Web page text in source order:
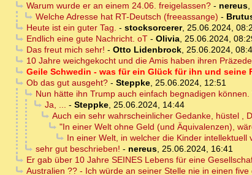
Warum wurde er an einem 24.06. freigelassen?- nereus,
Welche Adresse hat RT-Deutsch (freeassange) -
Heute ist ein guter Tag. - stocksorcerer, 25.06.2024,
Endlich eine gute Nachricht. oT- Olivia, 25.06.2024,
Das freut mich sehr! - Otto Lidenbrock, 25.06.2024,
10 Jahre weichgekocht und die Amis haben ihren
Geile Schwedin - was für ein Glück für ihn und seine
Ob das gut ausgeht?- Steppke, 25.06.2024, 12:51
Nun hätte ihn Trump auch einfach begnadigen
Ja, ... - Steppke, 25.06.2024, 14:44
Auch ein sehr wahrscheinlicher Gedanke, hüstel ,
"In einer Welt ohne Geld (und Äquivalenzen),
In einer Welt, in welcher die Kinder
sehr gut beschrieben! - nereus, 25.06.2024, 16:41
Er gab über 10 Jahre SEINES Lebens für eine
Australien ?? - Ich würde an seiner Stelle nie in einen